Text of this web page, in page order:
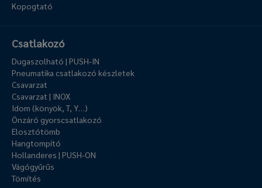
Kopogtató
Csatlakozó
Dugaszolható | PUSH-IN
Pneumatika csatlakozó készletek
Csavarzat
Csavarzat | INOX
Idom (könyök, T, Y…)
Önzáró gyorscsatlakozó
Elosztótömb
Hangtompító
Hollanderes | PUSH-ON
Vágógyűrűs
Tömítés